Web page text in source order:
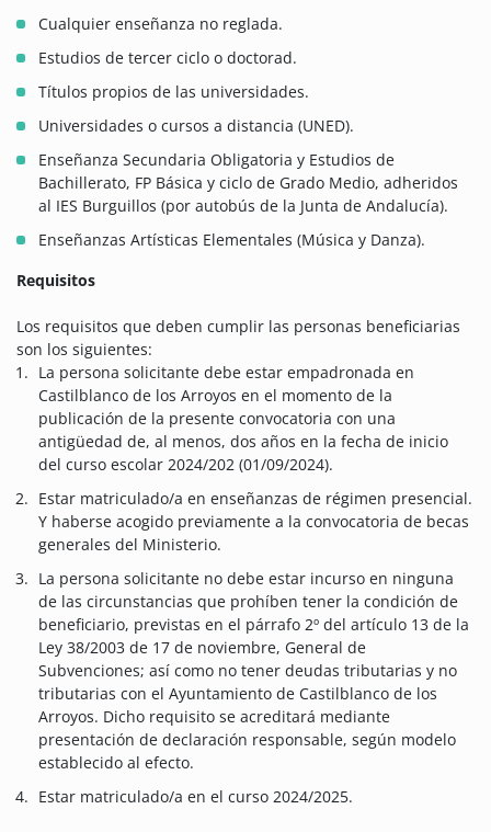
Cualquier enseñanza no reglada.
Estudios de tercer ciclo o doctorad.
Títulos propios de las universidades.
Universidades o cursos a distancia (UNED).
Enseñanza Secundaria Obligatoria y Estudios de
Bachillerato, FP Básica y ciclo de Grado Medio, adheridos
al IES Burguillos (por autobús de la Junta de Andalucía).
Enseñanzas Artísticas Elementales (Música y Danza).
Requisitos
Los requisitos que deben cumplir las personas beneficiarias
son los siguientes:
La persona solicitante debe estar empadronada en
Castilblanco de los Arroyos en el momento de la
publicación de la presente convocatoria con una
antigüedad de, al menos, dos años en la fecha de inicio
del curso escolar 2024/202 (01/09/2024).
Estar matriculado/a en enseñanzas de régimen presencial.
Y haberse acogido previamente a la convocatoria de becas
generales del Ministerio.
La persona solicitante no debe estar incurso en ninguna
de las circunstancias que prohíben tener la condición de
beneficiario, previstas en el párrafo 2º del artículo 13 de la
Ley 38/2003 de 17 de noviembre, General de
Subvenciones; así como no tener deudas tributarias y no
tributarias con el Ayuntamiento de Castilblanco de los
Arroyos. Dicho requisito se acreditará mediante
presentación de declaración responsable, según modelo
establecido al efecto.
Estar matriculado/a en el curso 2024/2025.